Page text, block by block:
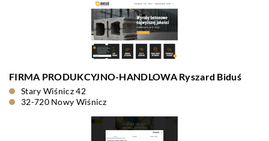
FIRMA PRODUKCYJNO-HANDLOWA Ryszard Biduś
Stary Wiśnicz 42
32-720 Nowy Wiśnicz